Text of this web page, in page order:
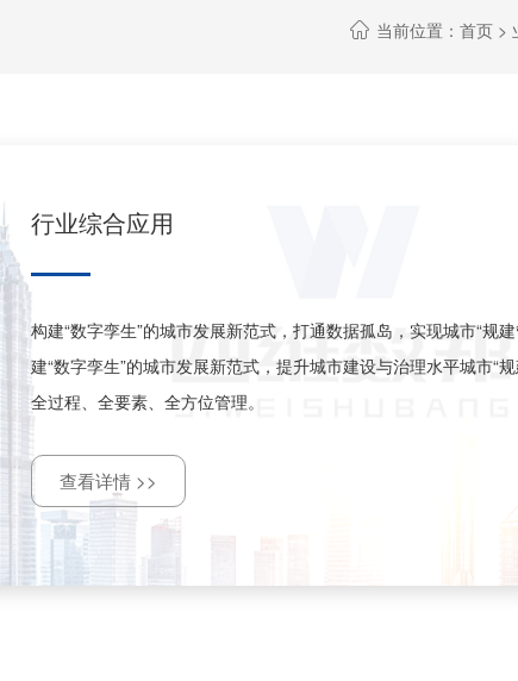
 当前位置： 首页 >
行业综合应用
构建“数字孪生”的城市发展新范式，打通数据孤岛，实现城市“规
建“数字孪生”的城市发展新范式，提升城市建设与治理水平城市“
全过程、全要素、全方位管理。
查看详情 >>